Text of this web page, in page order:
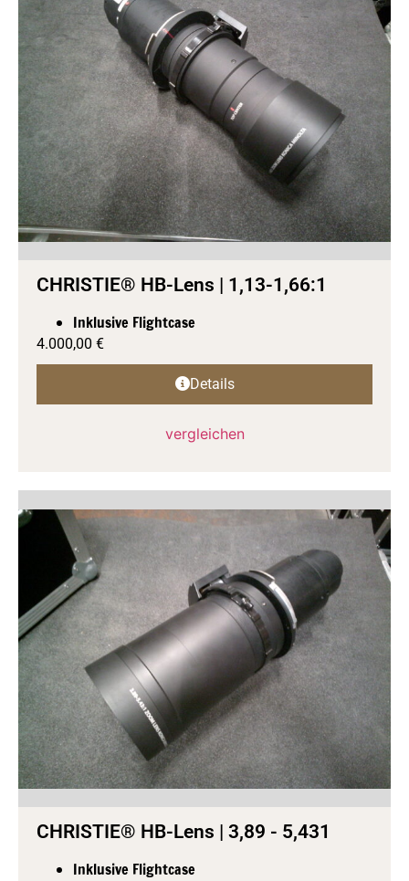
CHRISTIE® HB-Lens | 1,13-1,66:1
Inklusive Flightcase
4.000,00 €
Details
vergleichen
CHRISTIE® HB-Lens | 3,89 - 5,431
Inklusive Flightcase